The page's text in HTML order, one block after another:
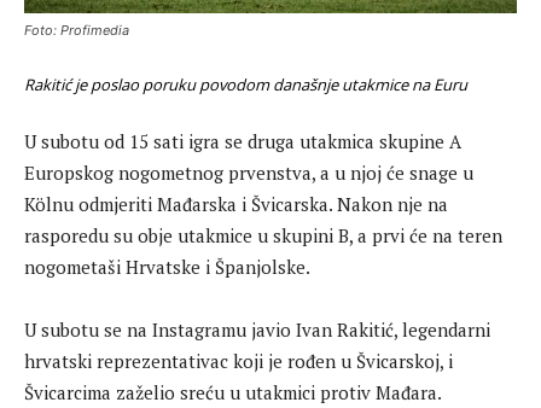
Foto: Profimedia
Rakitić je poslao poruku povodom današnje utakmice na Euru
U subotu od 15 sati igra se druga utakmica skupine A
Europskog nogometnog prvenstva, a u njoj će snage u
Kölnu odmjeriti Mađarska i Švicarska. Nakon nje na
rasporedu su obje utakmice u skupini B, a prvi će na teren
nogometaši Hrvatske i Španjolske.
U subotu se na Instagramu javio Ivan Rakitić, legendarni
hrvatski reprezentativac koji je rođen u Švicarskoj, i
Švicarcima zaželio sreću u utakmici protiv Mađara.